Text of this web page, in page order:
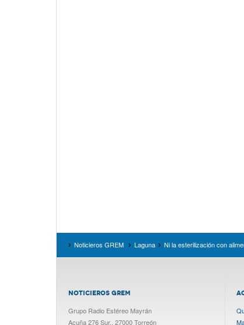
Noticieros GREM Laguna Ni la esterilización con
NOTICIEROS GREM
Grupo Radio Estéreo Mayrán
Acuña 276 Sur., 27000 Torreón